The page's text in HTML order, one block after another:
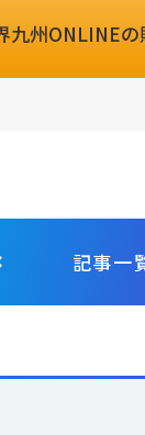
九州ONLINEの
記事一